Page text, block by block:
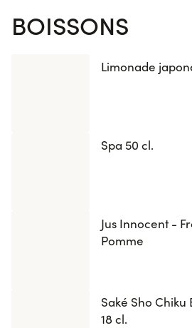
BOISSONS
Limonade
Spa 50 cl.
Jus Innocent -
Pomme
Saké Sho Chiku
18 cl.